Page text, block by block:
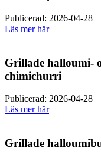
Publicerad: 2026-04-28
Läs mer här
Grillade halloumi-
chimichurri
Publicerad: 2026-04-28
Läs mer här
Grillade